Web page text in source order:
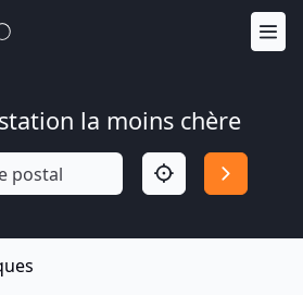
la moins chère